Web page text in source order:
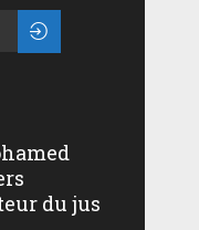
du jus